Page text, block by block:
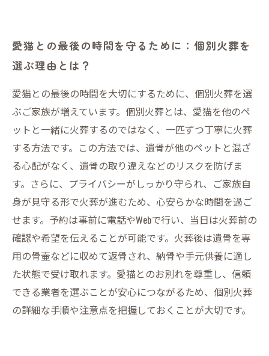
形を考える
個別火葬で得られる安心感：大切な愛猫への最
後の愛情表現
知らないと損する！愛猫の個別火葬のメリット
と注意点
失敗しないための個別火葬業者の選び方と信頼
のポイント
愛猫との最後の時間を守るために：個別火葬を
選ぶ理由とは？
愛猫との最後の時間を大切にするために、個別火葬を選
ぶご家族が増えています。個別火葬とは、愛猫を他のペ
ットと一緒に火葬するのではなく、一匹ずつ丁寧に火葬
する方法です。この方法では、遺骨が他のペットと混ざ
る心配がなく、遺骨の取り違えなどのリスクを防げま
す。さらに、プライバシーがしっかり守られ、ご家族自
身が見守る形で火葬が進むため、心安らかな時間を過ご
せます。予約は事前に電話やWebで行い、当日は火葬前の
確認や希望を伝えることが可能です。火葬後は遺骨を専
用の骨壷などに収めて返骨され、納骨や手元供養に適し
た状態で受け取れます。愛猫とのお別れを尊重し、信頼
できる業者を選ぶことが安心につながるため、個別火葬
の詳細な手順や注意点を把握しておくことが大切です。